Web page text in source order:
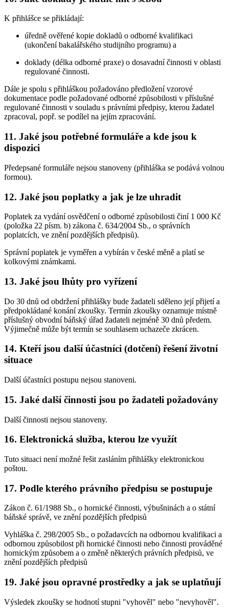
K přihlášce se přikládají:
úředně ověřené kopie dokladů o odborné kvalifikaci
(ukončení bakalářského studijního programu) a
doklady (délka odborné praxe) o dosavadní činnosti v oblasti
regulované činnosti.
Dále je spolu s přihláškou požadováno předložení vzorové
dokumentace podle požadované odborné způsobilosti v příslušné
regulované činnosti v souladu s právními předpisy, kterou žadatel
zpracoval, popř. se podílel na jejím zpracování.
11. Jaké jsou potřebné formuláře a kde jsou k
dispozici
Předepsané formuláře nejsou stanoveny (přihláška se podává volnou
formou).
12. Jaké jsou poplatky a jak je lze uhradit
Poplatek za vydání osvědčení o odborné způsobilosti činí 1 000 Kč
(položka 22 písm. b) zákona č. 634/2004 Sb., o správních
poplatcích, ve znění pozdějších předpisů).
Správní poplatek je vyměřen a vybírán v české měně a platí se
kolkovými známkami.
13. Jaké jsou lhůty pro vyřízení
Do 30 dnů od obdržení přihlášky bude žadateli sděleno její přijetí a
předpokládané konání zkoušky. Termín zkoušky oznamuje místně
příslušný obvodní báňský úřad žadateli nejméně 30 dnů předem.
Výjimečně může být termín se souhlasem uchazeče zkrácen.
14. Kteří jsou další účastníci (dotčení) řešení životní
situace
Další účastníci postupu nejsou stanoveni.
15. Jaké další činnosti jsou po žadateli požadovány
Další činnosti nejsou stanoveny.
16. Elektronická služba, kterou lze využít
Tuto situaci není možné řešit zasláním přihlášky elektronickou
poštou.
17. Podle kterého právního předpisu se postupuje
Zákon č. 61/1988 Sb., o hornické činnosti, výbušninách a o státní
báňské správě, ve znění pozdějších předpisů
Vyhláška č. 298/2005 Sb., o požadavcích na odbornou kvalifikaci a
odbornou způsobilost při hornické činnosti nebo činnosti prováděné
hornickým způsobem a o změně některých právních předpisů, ve
znění pozdějších předpisů
19. Jaké jsou opravné prostředky a jak se uplatňují
Výsledek zkoušky se hodnotí stupni "vyhověl" nebo "nevyhověl".